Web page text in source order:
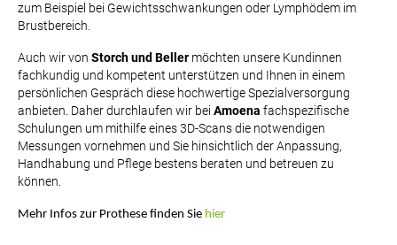
zum Beispiel bei Gewichtsschwankungen oder Lymphödem im
Brustbereich.
Auch wir von Storch und Beller möchten unsere Kundinnen
fachkundig und kompetent unterstützen und Ihnen in einem
persönlichen Gespräch diese hochwertige Spezialversorgung
anbieten. Daher durchlaufen wir bei Amoena fachspezifische
Schulungen um mithilfe eines 3D-Scans die notwendigen
Messungen vornehmen und Sie hinsichtlich der Anpassung,
Handhabung und Pflege bestens beraten und betreuen zu
können.
Mehr Infos zur Prothese finden Sie hier